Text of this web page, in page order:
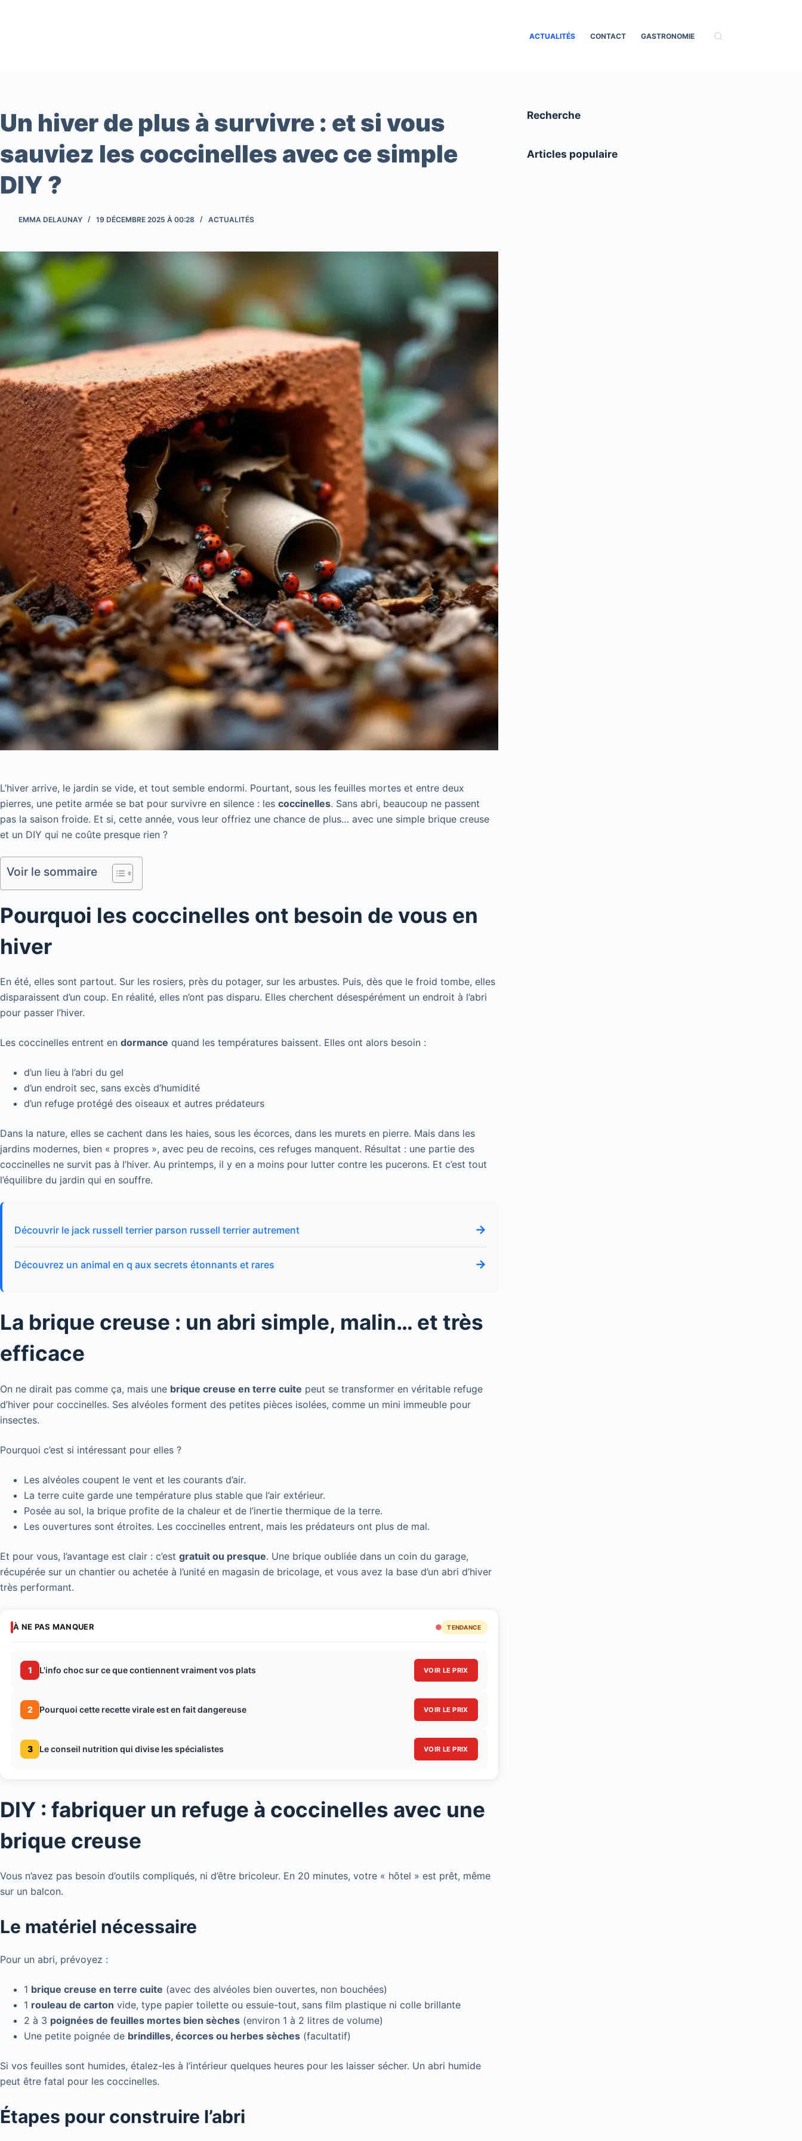
ACTUALITÉS CONTACT GASTRONOMIE
Un hiver de plus à survivre : et si vous
sauviez les coccinelles avec ce simple
DIY ?
EMMA DELAUNAY 19 DÉCEMBRE 2025 À 00:28 ACTUALITÉS
L’hiver arrive, le jardin se vide, et tout semble endormi. Pourtant, sous les feuilles mortes et entre deux
pierres, une petite armée se bat pour survivre en silence : les coccinelles. Sans abri, beaucoup ne passent
pas la saison froide. Et si, cette année, vous leur offriez une chance de plus… avec une simple brique creuse
et un DIY qui ne coûte presque rien ?
Voir le sommaire
Pourquoi les coccinelles ont besoin de vous en
hiver
En été, elles sont partout. Sur les rosiers, près du potager, sur les arbustes. Puis, dès que le froid tombe, elles
disparaissent d’un coup. En réalité, elles n’ont pas disparu. Elles cherchent désespérément un endroit à l’abri
pour passer l’hiver.
Les coccinelles entrent en dormance quand les températures baissent. Elles ont alors besoin :
d’un lieu à l’abri du gel
d’un endroit sec, sans excès d’humidité
d’un refuge protégé des oiseaux et autres prédateurs
Dans la nature, elles se cachent dans les haies, sous les écorces, dans les murets en pierre. Mais dans les
jardins modernes, bien « propres », avec peu de recoins, ces refuges manquent. Résultat : une partie des
coccinelles ne survit pas à l’hiver. Au printemps, il y en a moins pour lutter contre les pucerons. Et c’est tout
l’équilibre du jardin qui en souffre.
Découvrir le jack russell terrier parson russell terrier autrement →
Découvrez un animal en q aux secrets étonnants et rares →
La brique creuse : un abri simple, malin… et très
efficace
On ne dirait pas comme ça, mais une brique creuse en terre cuite peut se transformer en véritable refuge
d’hiver pour coccinelles. Ses alvéoles forment des petites pièces isolées, comme un mini immeuble pour
insectes.
Pourquoi c’est si intéressant pour elles ?
Les alvéoles coupent le vent et les courants d’air.
La terre cuite garde une température plus stable que l’air extérieur.
Posée au sol, la brique profite de la chaleur et de l’inertie thermique de la terre.
Les ouvertures sont étroites. Les coccinelles entrent, mais les prédateurs ont plus de mal.
Et pour vous, l’avantage est clair : c’est gratuit ou presque. Une brique oubliée dans un coin du garage,
récupérée sur un chantier ou achetée à l’unité en magasin de bricolage, et vous avez la base d’un abri d’hiver
très performant.
À NE PAS MANQUER TENDANCE
1 L'info choc sur ce que contiennent vraiment vos plats VOIR LE PRIX
2 Pourquoi cette recette virale est en fait dangereuse VOIR LE PRIX
3 Le conseil nutrition qui divise les spécialistes VOIR LE PRIX
DIY : fabriquer un refuge à coccinelles avec une
brique creuse
Vous n’avez pas besoin d’outils compliqués, ni d’être bricoleur. En 20 minutes, votre « hôtel » est prêt, même
sur un balcon.
Le matériel nécessaire
Pour un abri, prévoyez :
1 brique creuse en terre cuite (avec des alvéoles bien ouvertes, non bouchées)
1 rouleau de carton vide, type papier toilette ou essuie-tout, sans film plastique ni colle brillante
2 à 3 poignées de feuilles mortes bien sèches (environ 1 à 2 litres de volume)
Une petite poignée de brindilles, écorces ou herbes sèches (facultatif)
Si vos feuilles sont humides, étalez-les à l’intérieur quelques heures pour les laisser sécher. Un abri humide
peut être fatal pour les coccinelles.
Étapes pour construire l’abri
Recherche
Articles populaire